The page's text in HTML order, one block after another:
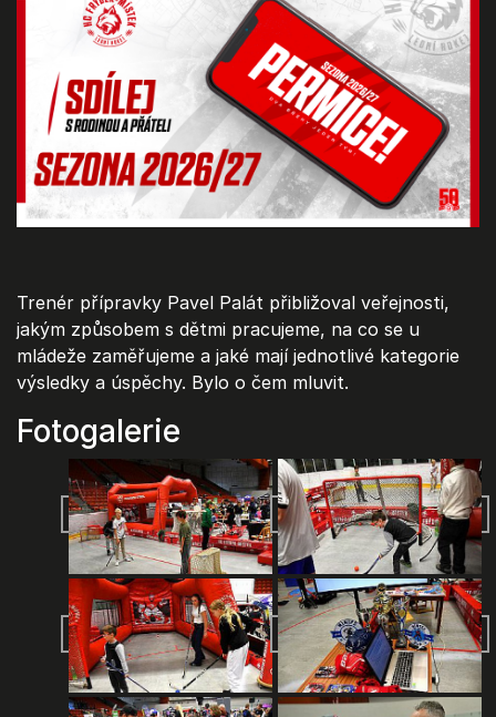
Trenér přípravky Pavel Palát přibližoval veřejnosti,
jakým způsobem s dětmi pracujeme, na co se u
mládeže zaměřujeme a jaké mají jednotlivé kategorie
výsledky a úspěchy. Bylo o čem mluvit.
Fotogalerie